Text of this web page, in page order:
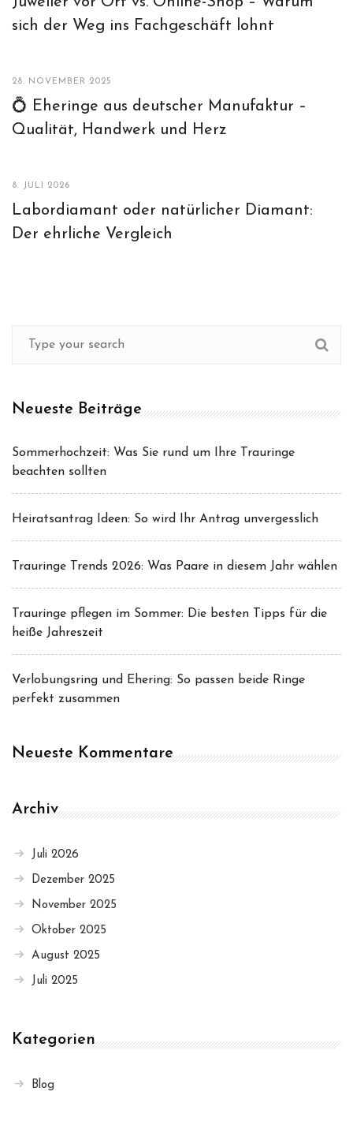
sich der Weg ins Fachgeschäft lohnt
28. NOVEMBER 2025
💍 Eheringe aus deutscher Manufaktur –
Qualität, Handwerk und Herz
8. JULI 2026
Labordiamant oder natürlicher Diamant:
Der ehrliche Vergleich
Neueste Beiträge
Sommerhochzeit: Was Sie rund um Ihre Trauringe
beachten sollten
Heiratsantrag Ideen: So wird Ihr Antrag unvergesslich
Trauringe Trends 2026: Was Paare in diesem Jahr wählen
Trauringe pflegen im Sommer: Die besten Tipps für die
heiße Jahreszeit
Verlobungsring und Ehering: So passen beide Ringe
perfekt zusammen
Neueste Kommentare
Archiv
Juli 2026
Dezember 2025
November 2025
Oktober 2025
August 2025
Juli 2025
Kategorien
Blog